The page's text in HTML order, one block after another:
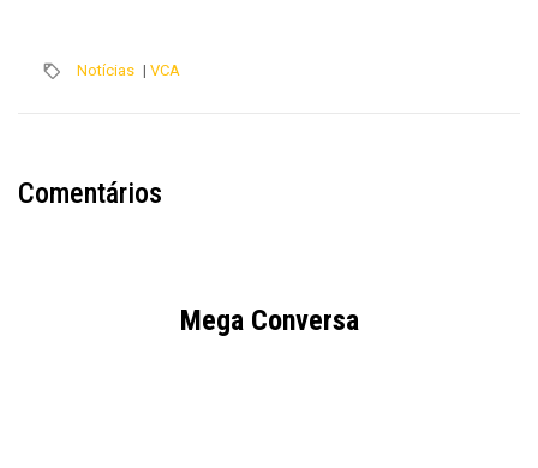
Notícias | VCA
Comentários
Mega Conversa